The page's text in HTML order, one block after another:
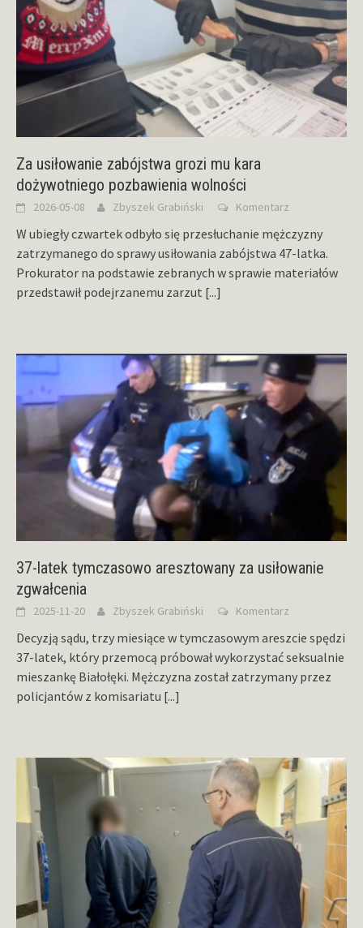
Za usiłowanie zabójstwa grozi mu kara
dożywotniego pozbawienia wolności
2026-05-08 Zbyszek Grabiński Komentarz
W ubiegły czwartek odbyło się przesłuchanie mężczyzny
zatrzymanego do sprawy usiłowania zabójstwa 47-latka.
Prokurator na podstawie zebranych w sprawie materiałów
przedstawił podejrzanemu zarzut [...]
37-latek tymczasowo aresztowany za usiłowanie
zgwałcenia
2025-11-20 Zbyszek Grabiński Komentarz
Decyzją sądu, trzy miesiące w tymczasowym areszcie spędzi
37-latek, który przemocą próbował wykorzystać seksualnie
mieszankę Białołęki. Mężczyzna został zatrzymany przez
policjantów z komisariatu [...]